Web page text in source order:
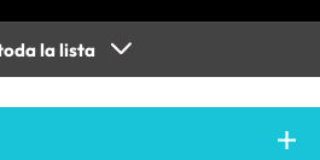
la lista